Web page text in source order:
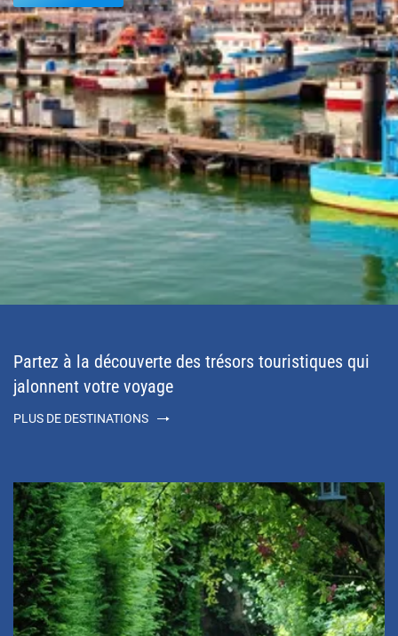
Partez à la découverte des trésors touristiques qui
jalonnent votre voyage
PLUS DE DESTINATIONS